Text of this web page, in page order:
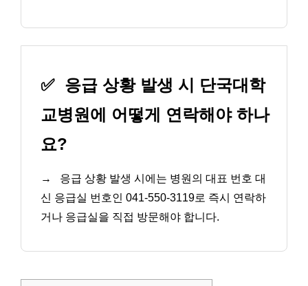
✅ 응급 상황 발생 시 단국대학
교병원에 어떻게 연락해야 하나
요?
→
응급 상황 발생 시에는 병원의 대표 번호 대
신 응급실 번호인 041-550-3119로 즉시 연락하
거나 응급실을 직접 방문해야 합니다.